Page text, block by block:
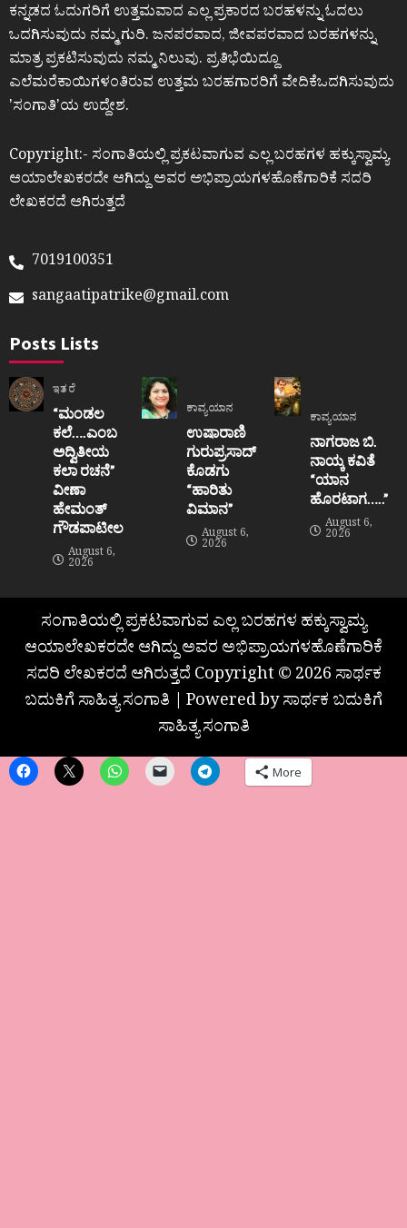
ಕನ್ನಡದ ಓದುಗರಿಗೆ ಉತ್ತಮವಾದ ಎಲ್ಲ ಪ್ರಕಾರದ ಬರಹಳನ್ನು ಓದಲು
ಒದಗಿಸುವುದು ನಮ್ಮ ಗುರಿ. ಜನಪರವಾದ, ಜೀವಪರವಾದ ಬರಹಗಳನ್ನು
ಮಾತ್ರ ಪ್ರಕಟಿಸುವುದು ನಮ್ಮ ನಿಲುವು. ಪ್ರತಿಭೆಯಿದ್ದೂ
ಎಲೆಮರೆಕಾಯಿಗಳಂತಿರುವ ಉತ್ತಮ ಬರಹಗಾರರಿಗೆ ವೇದಿಕೆಒದಗಿಸುವುದು
ʼಸಂಗಾತಿʼಯ ಉದ್ದೇಶ.
Copyright:- ಸಂಗಾತಿಯಲ್ಲಿ ಪ್ರಕಟವಾಗುವ ಎಲ್ಲ ಬರಹಗಳ ಹಕ್ಕುಸ್ವಾಮ್ಯ
ಆಯಾಲೇಖಕರದೇ ಆಗಿದ್ದು ಅವರ ಅಭಿಪ್ರಾಯಗಳಹೊಣೆಗಾರಿಕೆ ಸದರಿ
ಲೇಖಕರದೆ ಆಗಿರುತ್ತದೆ
7019100351
sangaatipatrike@gmail.com
Posts Lists
ಇತರೆ
“ಮಂಡಲ
ಕಲೆ….ಎಂಬ
ಅದ್ವಿತೀಯ
ಕಲಾ ರಚನೆ”‌
ವೀಣಾ
ಹೇಮಂತ್‌
ಗೌಡಪಾಟೀಲ
August 6,
2026
ಕಾವ್ಯಯಾನ
ಉಷಾರಾಣಿ
ಗುರುಪ್ರಸಾದ್
ಕೊಡಗು
“ಹಾರಿತು
ವಿಮಾನ”
August 6,
2026
ಕಾವ್ಯಯಾನ
ನಾಗರಾಜ ಬಿ.
ನಾಯ್ಕ ಕವಿತೆ
“ಯಾನ
ಹೊರಟಾಗ…..”
August 6,
2026
ಸಂಗಾತಿಯಲ್ಲಿ ಪ್ರಕಟವಾಗುವ ಎಲ್ಲ ಬರಹಗಳ ಹಕ್ಕುಸ್ವಾಮ್ಯ
ಆಯಾಲೇಖಕರದೇ ಆಗಿದ್ದು ಅವರ ಅಭಿಪ್ರಾಯಗಳಹೊಣೆಗಾರಿಕೆ
ಸದರಿ ಲೇಖಕರದೆ ಆಗಿರುತ್ತದೆ Copyright © 2026 ಸಾರ್ಥಕ
ಬದುಕಿಗೆ ಸಾಹಿತ್ಯ ಸಂಗಾತಿ | Powered by ಸಾರ್ಥಕ ಬದುಕಿಗೆ
ಸಾಹಿತ್ಯ ಸಂಗಾತಿ
More